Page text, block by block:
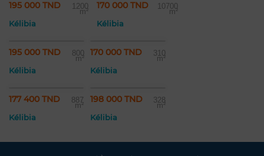
195 000 TND 1200
m²
Kélibia
170 000 TND 10700
m²
Kélibia
195 000 TND 800
m²
Kélibia
170 000 TND 310
m²
Kélibia
177 400 TND 887
m²
Kélibia
198 000 TND 328
m²
Kélibia